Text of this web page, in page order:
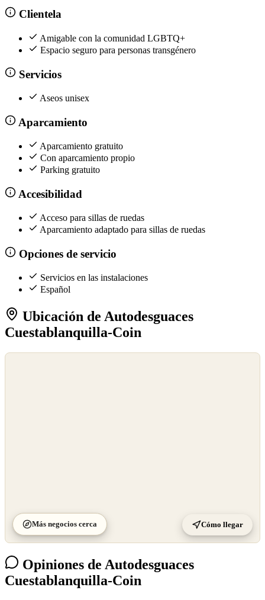
Clientela
Amigable con la comunidad LGBTQ+
Espacio seguro para personas transgénero
Servicios
Aseos unisex
Aparcamiento
Aparcamiento gratuito
Con aparcamiento propio
Parking gratuito
Accesibilidad
Acceso para sillas de ruedas
Aparcamiento adaptado para sillas de ruedas
Opciones de servicio
Servicios en las instalaciones
Español
Ubicación de Autodesguaces
Cuestablanquilla-Coin
Más negocios cerca Cómo llegar
Opiniones de Autodesguaces
Cuestablanquilla-Coin